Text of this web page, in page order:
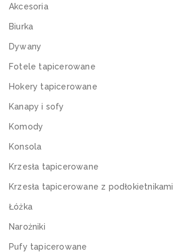
Akcesoria
Biurka
Dywany
Fotele tapicerowane
Hokery tapicerowane
Kanapy i sofy
Komody
Konsola
Krzesła tapicerowane
Krzesła tapicerowane z podłokietnikami
Łóżka
Narożniki
Pufy tapicerowane